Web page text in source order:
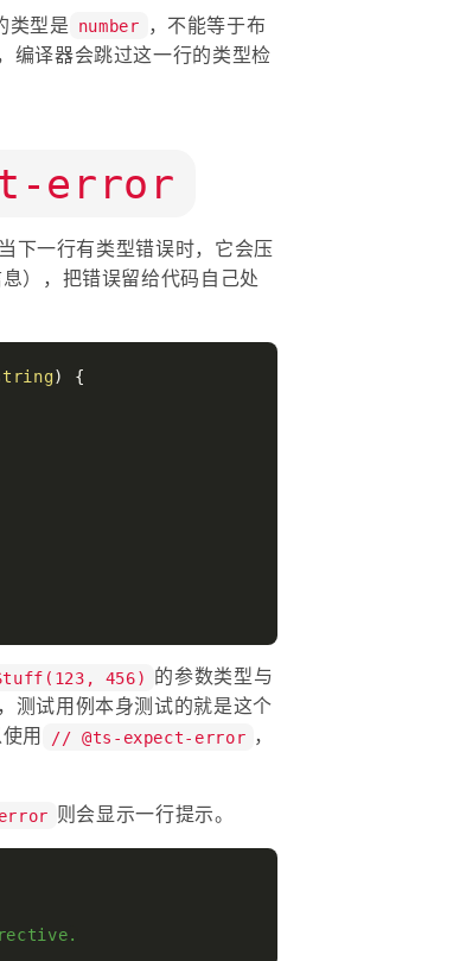
类型是 number
，不能等于布
编译器会跳过这一行的类型检
error
下一行有类型错误时，它会压
），把错误留给代码自己处
) {
456)
的参数类型与
测试用例本身测试的就是这个
用
// @ts-expect-error ，
则会显示一行提示。